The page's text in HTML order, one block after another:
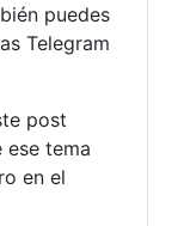
puedes
Telegram
post
ese tema
en el